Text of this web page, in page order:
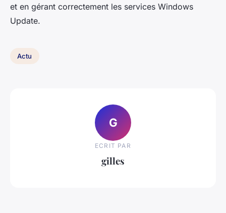
et en gérant correctement les services Windows
Update.
Actu
G
ECRIT PAR
gilles